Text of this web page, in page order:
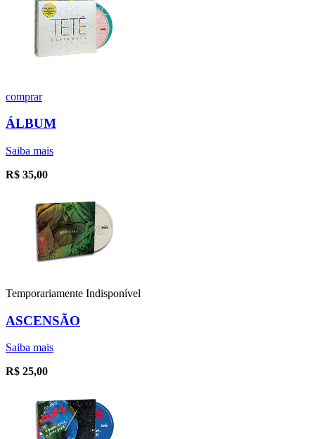
comprar
ÁLBUM
Saiba mais
R$ 35,00
Temporariamente Indisponível
ASCENSÃO
Saiba mais
R$ 25,00